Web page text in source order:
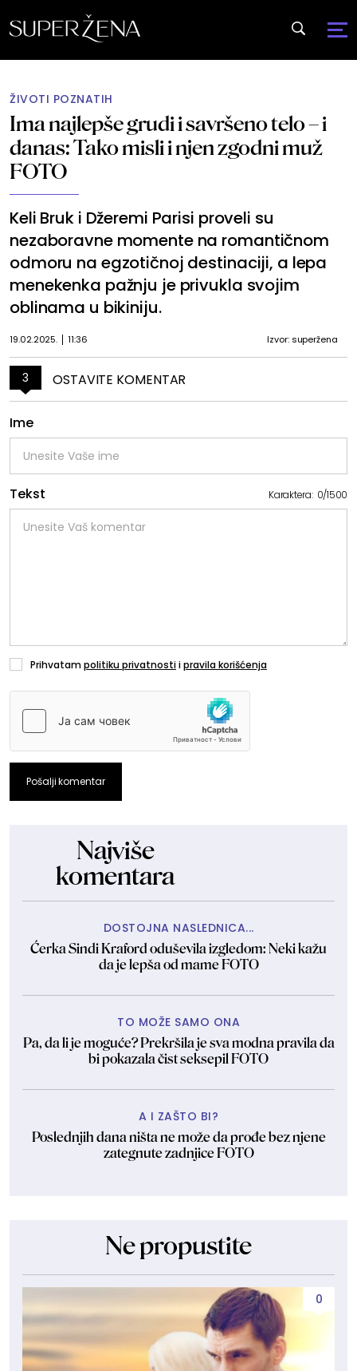
ŽIVOTI POZNATIH
Ima najlepše grudi i savršeno telo – i
danas: Tako misli i njen zgodni muž
FOTO
Keli Bruk i Džeremi Parisi proveli su
nezaboravne momente na romantičnom
odmoru na egzotičnoj destinaciji, a lepa
menekenka pažnju je privukla svojim
oblinama u bikiniju.
19.02.2025. 11:36 Izvor: superžena
3 OSTAVITE KOMENTAR
Ime
Tekst Karaktera: 0/1500
Prihvatampolitiku privatnostiipravila korišćenja
Pošalji komentar
Najviše
komentara
DOSTOJNA NASLEDNICA...
Ćerka Sindi Kraford oduševila izgledom: Neki kažu
da je lepša od mame FOTO
TO MOŽE SAMO ONA
Pa, da li je moguće? Prekršila je sva modna pravila da
bi pokazala čist seksepil FOTO
A I ZAŠTO BI?
Poslednjih dana ništa ne može da prođe bez njene
zategnute zadnjice FOTO
Ne propustite
0